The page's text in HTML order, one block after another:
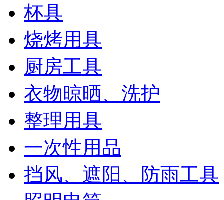
杯具
烧烤用具
厨房工具
衣物晾晒、洗护
整理用具
一次性用品
挡风、遮阳、防雨工具